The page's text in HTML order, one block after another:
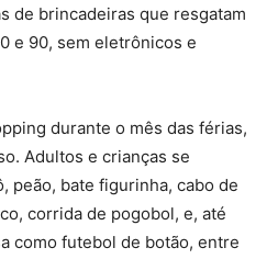
de brincadeiras que resgatam
e 90, sem eletrônicos e
durante o mês das férias,
Adultos e crianças se
peão, bate figurinha, cabo de
corrida de pogobol, e, até
como futebol de botão, entre